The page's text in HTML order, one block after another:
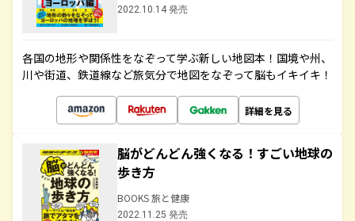
2022.10.14 発売
各国の地形や関係性をなぞって学ぶ新しい地図本！国境や州、
川や街道、鉄道線など旅気分で地図をなぞって脳もイキイキ！
詳細を見る
脳がどんどん強くなる！すごい地球の
歩き方
BOOKS 旅と健康
2022.11.25 発売